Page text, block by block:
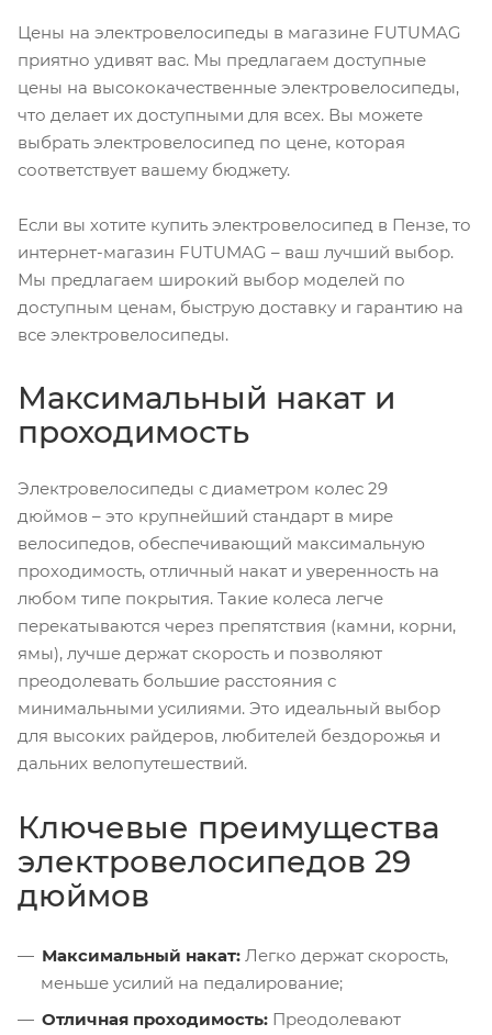
Цены на электровелосипеды в магазине FUTUMAG
приятно удивят вас. Мы предлагаем доступные
цены на высококачественные электровелосипеды,
что делает их доступными для всех. Вы можете
выбрать электровелосипед по цене, которая
соответствует вашему бюджету.
Если вы хотите купить электровелосипед в Пензе, то
интернет-магазин FUTUMAG – ваш лучший выбор.
Мы предлагаем широкий выбор моделей по
доступным ценам, быструю доставку и гарантию на
все электровелосипеды.
Максимальный накат и
проходимость
Электровелосипеды с диаметром колес 29
дюймов – это крупнейший стандарт в мире
велосипедов, обеспечивающий максимальную
проходимость, отличный накат и уверенность на
любом типе покрытия. Такие колеса легче
перекатываются через препятствия (камни, корни,
ямы), лучше держат скорость и позволяют
преодолевать большие расстояния с
минимальными усилиями. Это идеальный выбор
для высоких райдеров, любителей бездорожья и
дальних велопутешествий.
Ключевые преимущества
электровелосипедов 29
дюймов
Максимальный накат: Легко держат скорость,
меньше усилий на педалирование;
Отличная проходимость: Преодолевают